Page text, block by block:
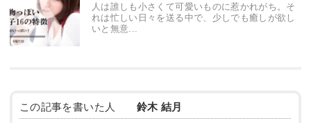
人は誰しも小さくて可愛いものに惹かれがち。そ
れは忙しい日々を送る中で、少しでも癒しが欲し
いと無意...
この記事を書いた人 鈴木 結月